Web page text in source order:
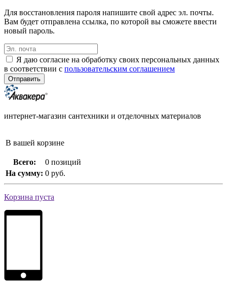
Для восстановления пароля напишите свой адрес эл. почты.
Вам будет отправлена ссылка, по которой вы сможете ввести
новый пароль.
Я даю согласие на обработку своих персональных данных
в соответствии с пользовательским соглашением
интернет-магазин сантехники и отделочных материалов
В вашей корзине
Всего:
0 позиций
На сумму: 0 руб.
Корзина пуста